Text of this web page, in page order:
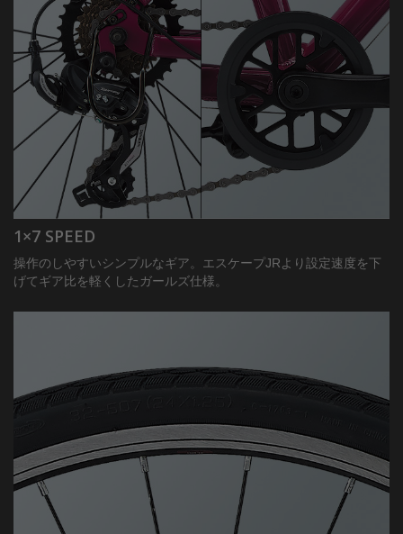
1×7 SPEED
操作のしやすいシンプルなギア。エスケープJRより設定速度を下
げてギア比を軽くしたガールズ仕様。